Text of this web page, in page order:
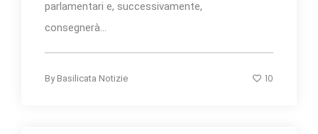
parlamentari e, successivamente,
consegnerà...
By Basilicata Notizie 10